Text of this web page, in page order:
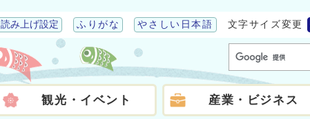
読み上げ設定 ふりがな やさしい日本語 文字サイズ変更
観光・イベント 産業・ビジネス